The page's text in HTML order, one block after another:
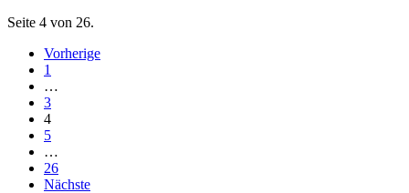
Seite 4 von 26.
Vorherige
1
…
3
4
5
…
26
Nächste